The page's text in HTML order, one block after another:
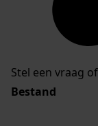
Stel een vraag
Bestand